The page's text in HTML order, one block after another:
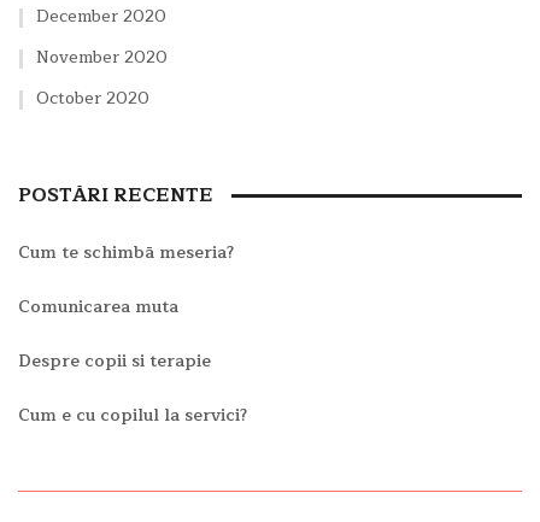
December 2020
November 2020
October 2020
POSTĂRI RECENTE
Cum te schimbā meseria?
Comunicarea muta
Despre copii si terapie
Cum e cu copilul la servici?